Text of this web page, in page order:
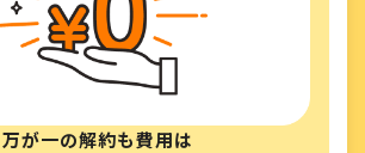
万が一の解約も費用は